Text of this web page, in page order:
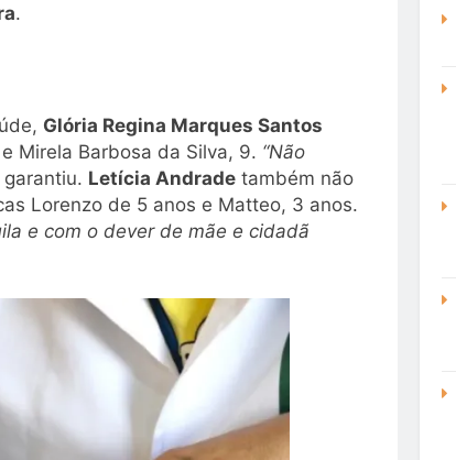
.
Glória Regina Marques Santos
Mirela Barbosa da Silva, 9. “Não
garantiu. Letícia Andrade também não
Lorenzo de 5 anos e Matteo, 3 anos.
e com o dever de mãe e cidadã